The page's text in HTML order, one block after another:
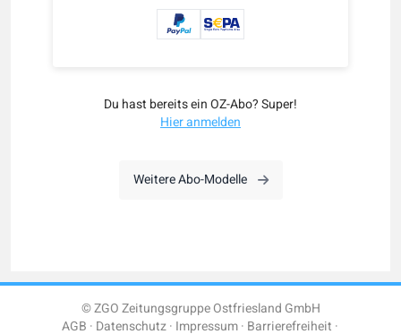
Du hast bereits ein OZ-Abo? Super!
Hier anmelden
Weitere Abo-Modelle
© ZGO Zeitungsgruppe Ostfriesland GmbH
AGB Datenschutz Impressum Barrierefreiheit